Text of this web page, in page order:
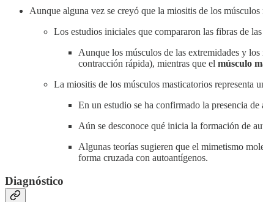
Aunque alguna vez se creyó que la miositis de los
Los estudios iniciales que compararon las fibras de
Aunque los músculos de las extremidades y
contracción rápida), mientras que el músculo
La miositis de los músculos masticatorios representa
En un estudio se ha confirmado la presencia
Aún se desconoce qué inicia la formación de
Algunas teorías sugieren que el mimetismo
forma cruzada con autoantígenos.
Diagnóstico